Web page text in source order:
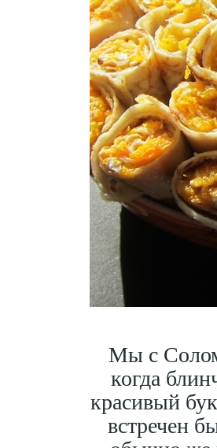
Мы с
когда
красивый
встречен